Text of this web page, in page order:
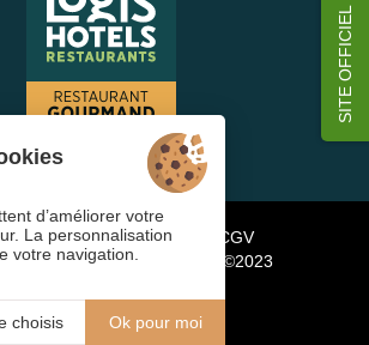
RÉSERVER FR
des cookiesFAQCandidater
CGV
Plan du site Copyright ©2023
SITE OFFICIEL
d’améliorer votre
La personnalisation
votre navigation.
choisis Ok pour moi